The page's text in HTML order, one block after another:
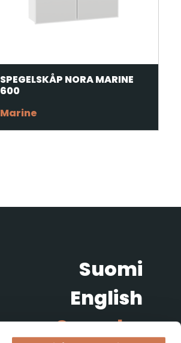
SPEGELSKÅP NORA MARINE
600
Marine
Suomi
English
Svenska